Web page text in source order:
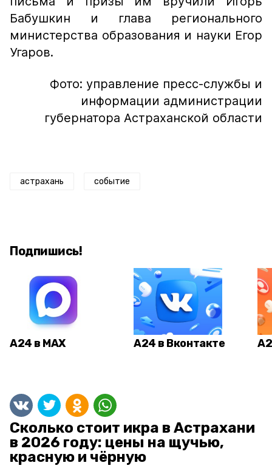
Бабушкин и глава регионального
министерства образования и науки Егор
Угаров.
Фото: управление пресс-службы и
информации администрации
губернатора Астраханской области
астрахань событие
Подпишись!
А24 в MAX А24 в Вконтакте
Сколько стоит икра в Астрахани
в 2026 году: цены на щучью,
красную и чёрную